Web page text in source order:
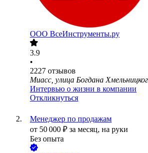
ООО ВсеИнструменты.ру
3.9
•
2227 отзывов
Миасс, улица Богдана
Интервью о жизни в компании
Откликнуться
Менеджер по продажам
от 50 000 ₽ за месяц, на руки
Без опыта